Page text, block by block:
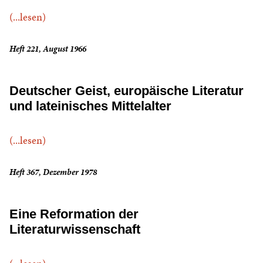
(...lesen)
Heft 221, August 1966
Deutscher Geist, europäische Literatur
und lateinisches Mittelalter
(...lesen)
Heft 367, Dezember 1978
Eine Reformation der
Literaturwissenschaft